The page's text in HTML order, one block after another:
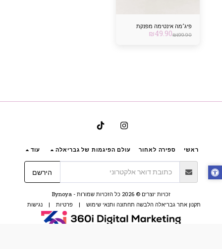
פיג׳מה אינטימה מפנקת
₪199.90
₪49.90
ראשי ספירה לאחור עולם הפיגמות של גבריאלה עוד
הירשם
זכויות יוצרים © 2026 כל הזכויות שמורות -
Bynoya
תקנון אתר גבריאלה הלבשה תחתונה ותנאי שימוש | פרטיות | נגישות